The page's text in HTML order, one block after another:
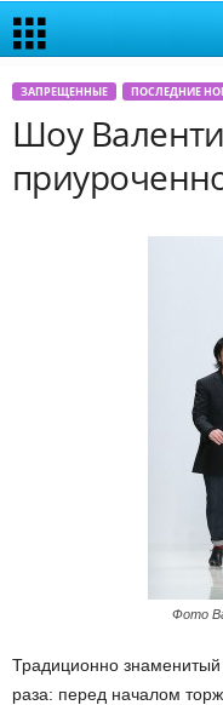
ЗАПРЕЩЕННЫЕ ПОСЛЕДНИЕ
Шоу
Фото
Традиционно
раза: перед началом